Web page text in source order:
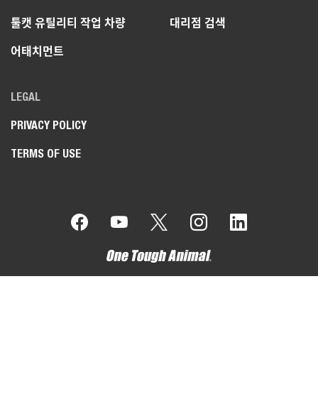
툴캣 유틸리티 작업 차량
어태치먼트
대리점 검색
LEGAL
PRIVACY POLICY
TERMS OF USE